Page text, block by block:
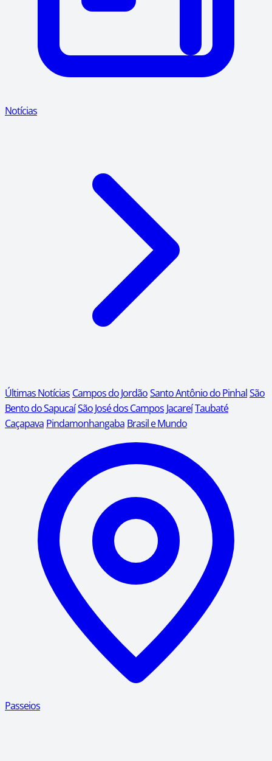
Notícias
Últimas Notícias Campos do JordãoSanto Antônio do PinhalSão
Bento do SapucaíSão José dos Campos JacareíTaubaté
Caçapava Pindamonhangaba Brasil e Mundo
Passeios